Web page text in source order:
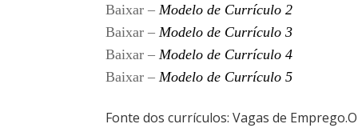
Baixar – Modelo de Currículo 2
Baixar – Modelo de Currículo 3
Baixar – Modelo de Currículo 4
Baixar – Modelo de Currículo 5
Fonte dos currículos: Vagas de